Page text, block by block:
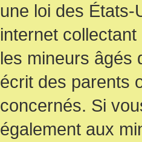
une loi des États-
internet
les mineurs âgés
écrit des parents
concernés. Si
également aux